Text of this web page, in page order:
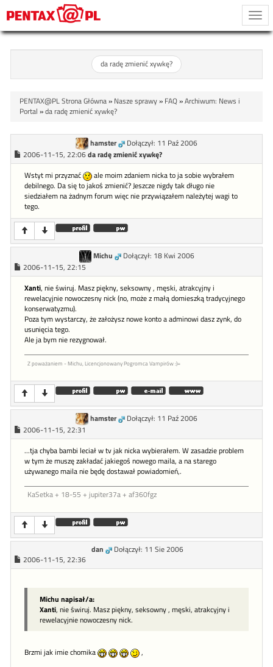
da radę zmienić xywkę?
PENTAX@PL Strona Główna» Nasze sprawy» FAQ»Archiwum: News i
Portal »da radę zmienić xywkę?
hamster
Dołączył: 11 Paź 2006
2006-11-15, 22:06da radę zmienić xywkę?
Wstyt mi przyznać
ale moim zdaniem nicka to ja sobie wybrałem
debilnego. Da się to jakoś zmienić? Jeszcze nigdy tak długo nie
siedziałem na żadnym forum więc nie przywiązałem należytej wagi to
tego.
Michu
Dołączył: 18 Kwi 2006
2006-11-15, 22:15
Xanti, nie świruj. Masz piękny, seksowny , męski, atrakcyjny i
rewelacyjnie nowoczesny nick (no, może z małą domieszką tradycyjnego
konserwatyzmu).
Poza tym wystarczy, że założysz nowe konto a adminowi dasz zynk, do
usunięcia tego.
Ale ja bym nie rezygnował.
Z poważaniem - Michu, Licencjonowany Pogromca Vampirów :)=
hamster
Dołączył: 11 Paź 2006
2006-11-15, 22:31
...tja chyba bambi leciał w tv jak nicka wybierałem. W zasadzie problem
w tym że muszę zakładać jakiegoś nowego maila, a na starego
używanego maila nie będę dostawał powiadomień,.
KaSetka + 18-55 + jupiter37a + af360fgz
dan
Dołączył: 11 Sie 2006
2006-11-15, 22:36
Michu napisał/a:
Xanti, nie świruj. Masz piękny, seksowny , męski, atrakcyjny i
rewelacyjnie nowoczesny nick.
Brzmi jak imie chomika
,